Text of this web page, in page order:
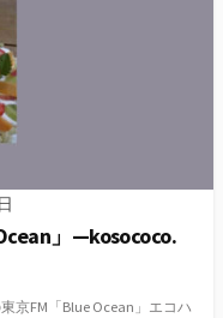
」—kosococo.
京FM「Blue Ocean」エコハ